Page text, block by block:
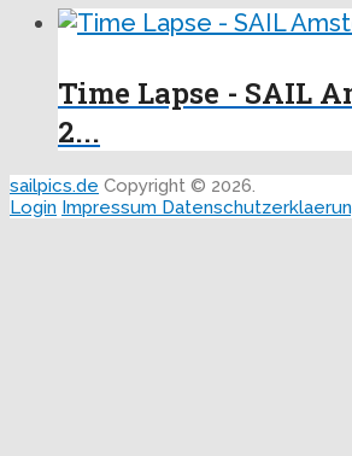
Time Lapse - SAIL
2...
sailpics.de Copyright © 2026.
Login Impressum